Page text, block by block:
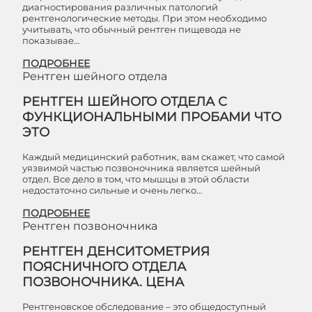
диагностирования различных патологий
рентгенологические методы. При этом необходимо
учитывать, что обычный рентген пищевода не
показывае…
ПОДРОБНЕЕ
Рентген шейного отдела
РЕНТГЕН ШЕЙНОГО ОТДЕЛА С
ФУНКЦИОНАЛЬНЫМИ ПРОБАМИ ЧТО
ЭТО
Каждый медицинский работник, вам скажет, что самой
уязвимой частью позвоночника является шейный
отдел. Все дело в том, что мышцы в этой области
недостаточно сильные и очень легко…
ПОДРОБНЕЕ
Рентген позвоночника
РЕНТГЕН ДЕНСИТОМЕТРИЯ
ПОЯСНИЧНОГО ОТДЕЛА
ПОЗВОНОЧНИКА. ЦЕНА
Рентгеновское обследование – это общедоступный